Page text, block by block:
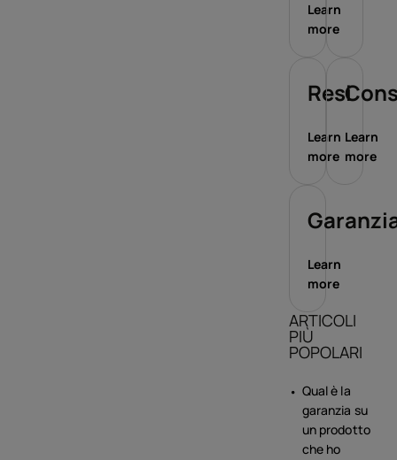
Learn
more
Resi
Learn
more
Learn
more
Learn
more
ARTICOLI
PIÙ
POPOLARI
Qual è la
garanzia su
un prodotto
che ho